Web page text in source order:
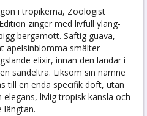
i tropikerna, Zoologist
zinger med livfull ylang-
bergamott. Saftig guava,
apelsinblomma smälter
elixir, innan den landar i
sandelträ. Liksom sin namne
till en enda specifik doft, utan
livlig tropisk känsla och
längtan.